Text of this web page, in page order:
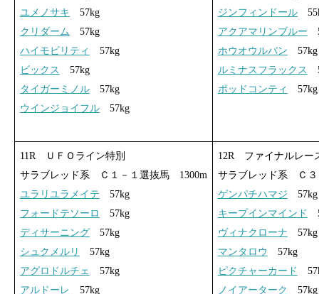
ユメノサキ 57kg
クリダーム 57kg
ハイモビリティ
57kg
ビックス
57kg
タイガーミノル57kg
ウインジョイフル57kg
ジンフィンドール
アクアマリンブルー
ホウオウルバン 57kg
ルミナスフラックス
ポッドコンティ
57kg
11R ＵＦＯライン特別
サラブレッド系 Ｃ１－１選抜馬 1300m
ユラリユラメイテ 57kg
フォードテソーロ
57kg
ディサーニング57kg
シュクメルリ
57kg
アグロドルチェ
57kg
アルドーレ 57kg
12R ファイナルレー
サラブレッド系 Ｃ
ゲンパチハマジ 57kg
キープインマインド
ヴィナクローナ 57kg
マンタロウ
57kg
ピクチャーカード
ノイアーターク
57kg